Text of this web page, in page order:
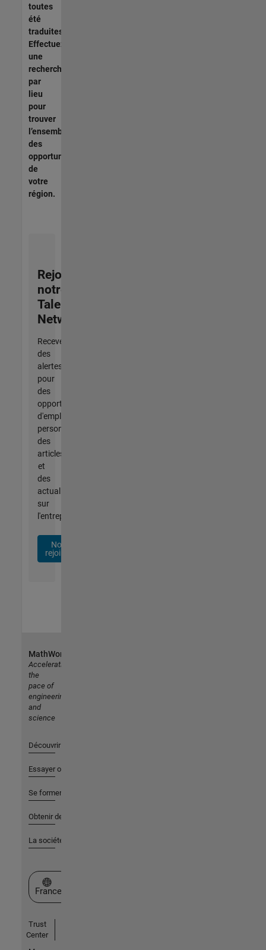
toutes
été
traduites.
Effectuez
une
recherche
par
lieu
pour
trouver
l’ensemble
des
opportunités
de
votre
région.
Rejoignez
notre
Talent
Network
Recevez
des
alertes
pour
des
opportunités
d'emploi
personnalisées,
des
articles
et
des
actualités
sur
l'entreprise.
Nous
rejoindre
MathWorks
Accelerating
the
pace of
engineering
and
science
Découvrir les produits
Essayer ou acheter
Se former
Obtenir de l'aide
La société
Sélectionner un site web
France
Trust
Center